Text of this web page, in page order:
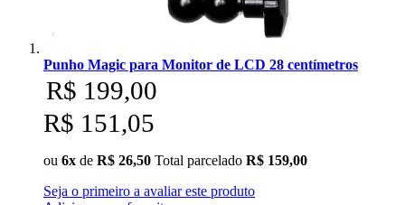
Tolifo
Triopo
Tsunami
Punho Magic para Monitor de LCD 28 centímetros
R$ 199,00
R$ 151,05
ou 6x de R$ 26,50 Total parcelado R$ 159,00
Seja o primeiro a avaliar este produto